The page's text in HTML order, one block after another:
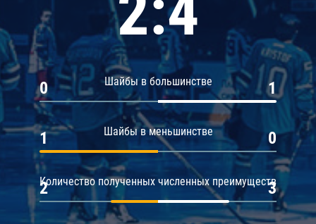
Шайбы в большинстве
0 1
Шайбы в меньшинстве
1 0
Количество полученных численных преимуществ
2 3